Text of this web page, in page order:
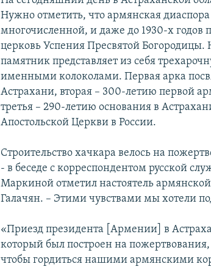
Нужно отметить, что армянская
многочисленной, и даже до 1930-х годов
церковь Успения Пресвятой Богородицы.
памятник представляет из себя
именными колоколами. Первая арка
Астрахани, вторая – 300-летию первой
третья – 290-летию основания в
Апостольской Церкви в России.
Строительство хачкара велось на
- в беседе с корреспондентом русской
Маркиной отметил настоятель
Галачян. – Этими чувствами мы хотели
«Приезд президента [Армении] в
который был построен на
чтобы гордиться нашими армянскими